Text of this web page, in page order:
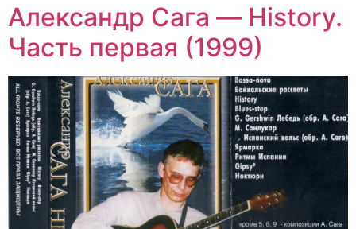
Александр Сага — History.
Часть первая (1999)